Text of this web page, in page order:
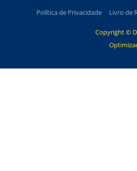
Política de Privacidade Livro de
Copyright ©